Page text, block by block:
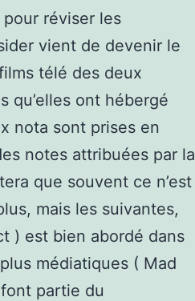
réviser les
vient de devenir le
télé des deux
qu’elles ont hébergé
nota sont prises en
notes attribuées par la
que souvent ce n’est
mais les suivantes,
) est bien abordé dans
médiatiques ( Mad
partie du